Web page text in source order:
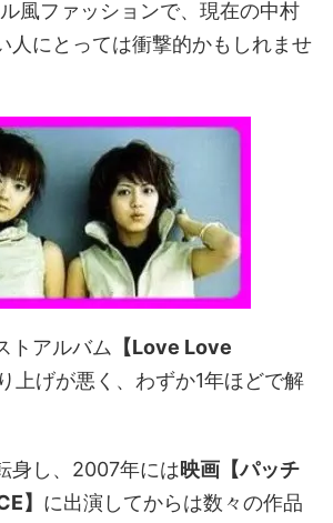
風ファッションで、現在の中村
人にとっては衝撃的かもしれませ
トアルバム 【Love Love
上げが悪く、わずか1年ほどで解
身し、2007年には映画【パッチ
】 に出演してからは数々の作品